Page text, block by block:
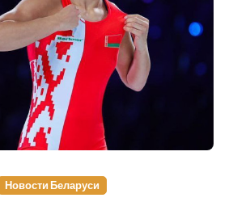
Новости Беларуси